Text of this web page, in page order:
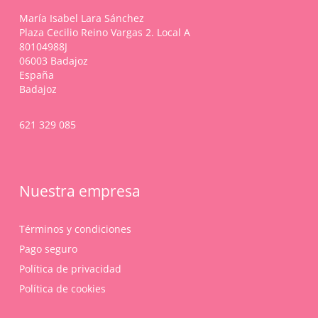
María Isabel Lara Sánchez
Plaza Cecilio Reino Vargas 2. Local A
80104988J
06003 Badajoz
España
Badajoz
621 329 085
Nuestra empresa
Términos y condiciones
Pago seguro
Política de privacidad
Política de cookies